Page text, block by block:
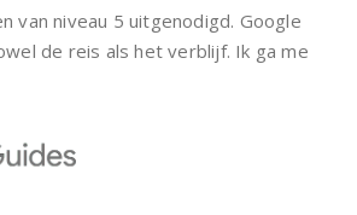
van niveau 5 uitgenodigd. Google
de reis als het verblijf. Ik ga me